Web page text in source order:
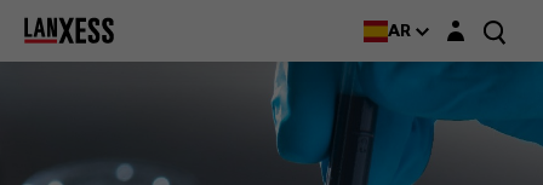
AR Login layer